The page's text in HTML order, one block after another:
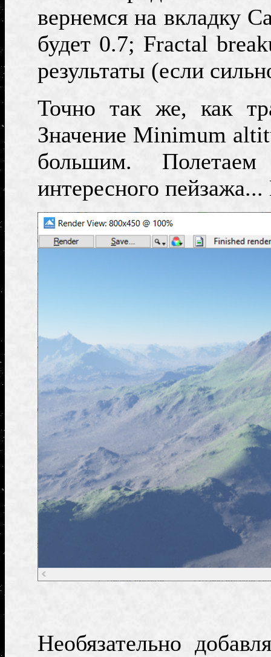
вернемся на вкладку
будет 0.7; Fractal
результаты (если
Точно так же, как
Значение Minimum
большим.
интересного
Необязательно